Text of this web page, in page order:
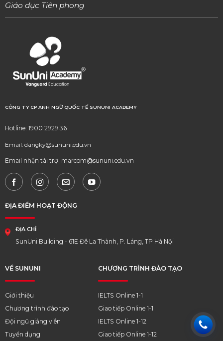
Giáo dục Tiên phong
CÔNG TY CP ANH NGỮ QUỐC TẾ SUNUNI ACADEMY
Hotline: 1900 2929 36
Email: dangky@sununi.edu.vn
Email nhận tài trợ: marcom@sununi.edu.vn
VỀ SUNUNI
Giới thiệu
Chương trình đào tạo
Đội ngũ giảng viên
Tuyển dụng
ĐỊA ĐIỂM HOẠT ĐỘNG
ĐỊA CHỈ
SunUni Building - 61E Đê La Thành, P. Láng, TP Hà Nội
CHƯƠNG TRÌNH ĐÀO TẠO
IELTS Online 1-1
Giao tiếp Online 1-1
IELTS Online 1-12
Giao tiếp Online 1-12